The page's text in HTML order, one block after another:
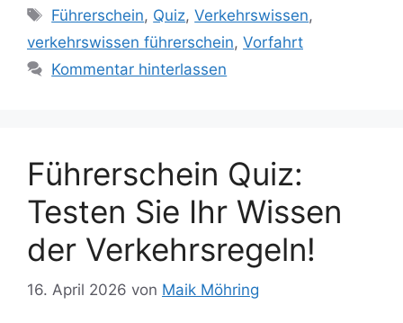
Schlagwörter
Führerschein, Quiz,Verkehrswissen,
verkehrswissen führerschein, Vorfahrt
Kommentar hinterlassen
Führerschein Quiz:
Testen Sie Ihr Wissen
der Verkehrsregeln!
16. April 2026 von Maik Möhring